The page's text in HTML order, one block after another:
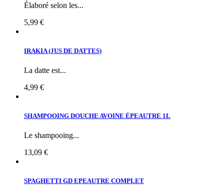
Élaboré selon les...
5,99 €
IRAKIA (JUS DE DATTES)
La datte est...
4,99 €
SHAMPOOING DOUCHE AVOINE ÉPEAUTRE 1L
Le shampooing...
13,09 €
SPAGHETTI GD EPEAUTRE COMPLET